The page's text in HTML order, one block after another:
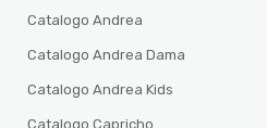
Catalogo Andrea
Catalogo Andrea Dama
Catalogo Andrea Kids
Catalogo Capricho